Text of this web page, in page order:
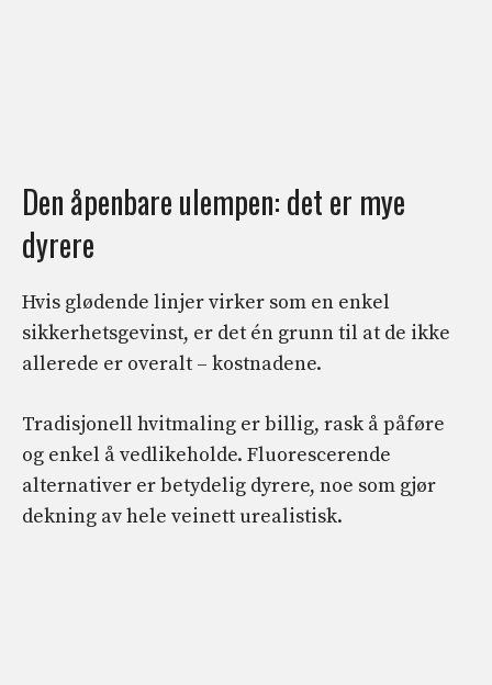
Den åpenbare ulempen: det er mye
dyrere
Hvis glødende linjer virker som en enkel
sikkerhetsgevinst, er det én grunn til at de ikke
allerede er overalt – kostnadene.
Tradisjonell hvitmaling er billig, rask å påføre
og enkel å vedlikeholde. Fluorescerende
alternativer er betydelig dyrere, noe som gjør
dekning av hele veinett urealistisk.